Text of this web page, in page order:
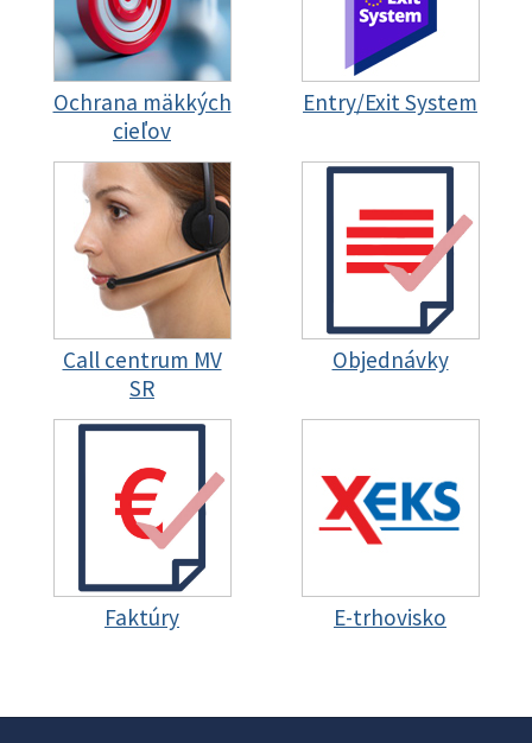
Ochrana mäkkých
cieľov
Entry/Exit System
Call centrum MV
SR
Objednávky
Faktúry E-trhovisko